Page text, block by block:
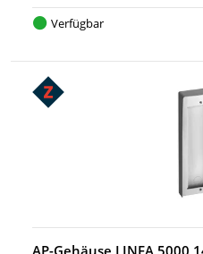
Verfügbar
AP-Gehäuse LINEA 5000